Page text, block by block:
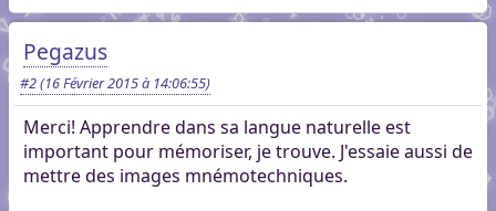
Pegazus
#2(16 Février 2015 à 14:06:55)
Merci! Apprendre dans sa langue naturelle est
important pour mémoriser, je trouve. J'essaie aussi de
mettre des images mnémotechniques.